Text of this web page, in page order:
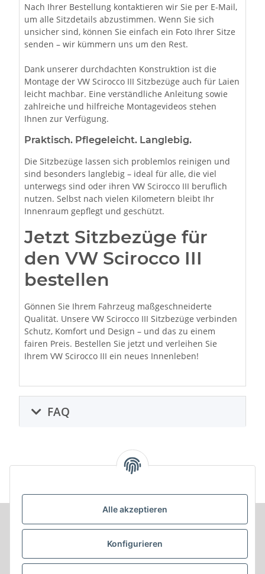
Alle akzeptieren
Konfigurieren
Nach Ihrer Bestellung kontaktieren wir Sie per E-Mail,
um alle Sitzdetails abzustimmen. Wenn Sie sich
unsicher sind, können Sie einfach ein Foto Ihrer Sitze
senden – wir kümmern uns um den Rest.
Dank unserer durchdachten Konstruktion ist die
Montage der VW Scirocco III Sitzbezüge auch für Laien
leicht machbar. Eine verständliche Anleitung sowie
zahlreiche und hilfreiche Montagevideos stehen
Ihnen zur Verfügung.
Praktisch. Pflegeleicht. Langlebig.
Die Sitzbezüge lassen sich problemlos reinigen und
sind besonders langlebig – ideal für alle, die viel
unterwegs sind oder ihren VW Scirocco III beruflich
nutzen. Selbst nach vielen Kilometern bleibt Ihr
Innenraum gepflegt und geschützt.
Jetzt Sitzbezüge für
den VW Scirocco III
bestellen
Gönnen Sie Ihrem Fahrzeug maßgeschneiderte
Qualität. Unsere VW Scirocco III Sitzbezüge verbinden
Schutz, Komfort und Design – und das zu einem
fairen Preis. Bestellen Sie jetzt und verleihen Sie
Ihrem VW Scirocco III ein neues Innenleben!
FAQ
Informationen
Produkt Informationen